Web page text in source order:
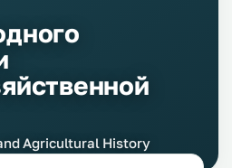
Agricultural History